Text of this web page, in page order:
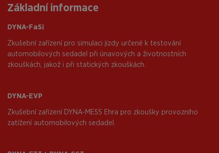
Základní informace
DYNA-FaSi
Zkušební zařízení pro simulaci jízdy určené k testování
automobilových sedadel při únavových a životnostních
zkouškách, jakož i při statických zkouškách.
DYNA-EVP
Zkušební zařízení DYNA-MESS Ehra pro zkoušky provozního
zatížení automobilových sedadel.